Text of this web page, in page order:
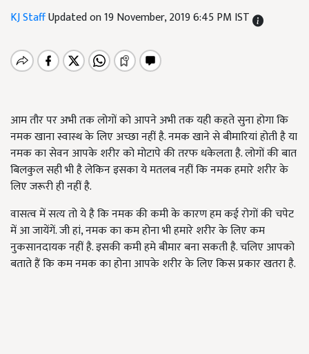
KJ StaffUpdated on 19 November, 2019 6:45 PM IST
आम तौर पर अभी तक लोगों को आपने अभी तक यही कहते सुना होगा कि
नमक खाना स्वास्थ के लिए अच्छा नहीं है. नमक खाने से बीमारियां होती है या
नमक का सेवन आपके शरीर को मोटापे की तरफ धकेलता है. लोगों की बात
बिलकुल सही भी है लेकिन इसका ये मतलब नहीं कि नमक हमारे शरीर के
लिए जरूरी ही नहीं है.
वासत्व में सत्य तो ये है कि नमक की कमी के कारण हम कई रोगों की चपेट
में आ जायेंगें. जी हां, नमक का कम होना भी हमारे शरीर के लिए कम
नुकसानदायक नहीं है. इसकी कमी हमे बीमार बना सकती है. चलिए आपको
बताते हैं कि कम नमक का होना आपके शरीर के लिए किस प्रकार खतरा है.